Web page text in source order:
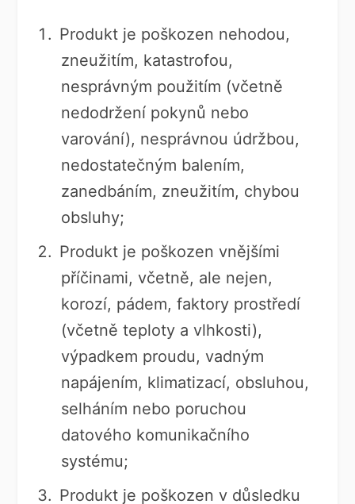
Produkt je poškozen nehodou,
zneužitím, katastrofou,
nesprávným použitím (včetně
nedodržení pokynů nebo
varování), nesprávnou údržbou,
nedostatečným balením,
zanedbáním, zneužitím, chybou
obsluhy;
Produkt je poškozen vnějšími
příčinami, včetně, ale nejen,
korozí, pádem, faktory prostředí
(včetně teploty a vlhkosti),
výpadkem proudu, vadným
napájením, klimatizací, obsluhou,
selháním nebo poruchou
datového komunikačního
systému;
Produkt je poškozen v důsledku